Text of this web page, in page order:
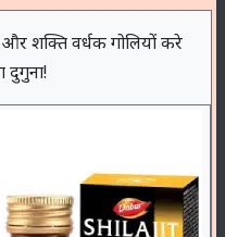
शक्ति वर्धक गोलियों करे
दुगुना!